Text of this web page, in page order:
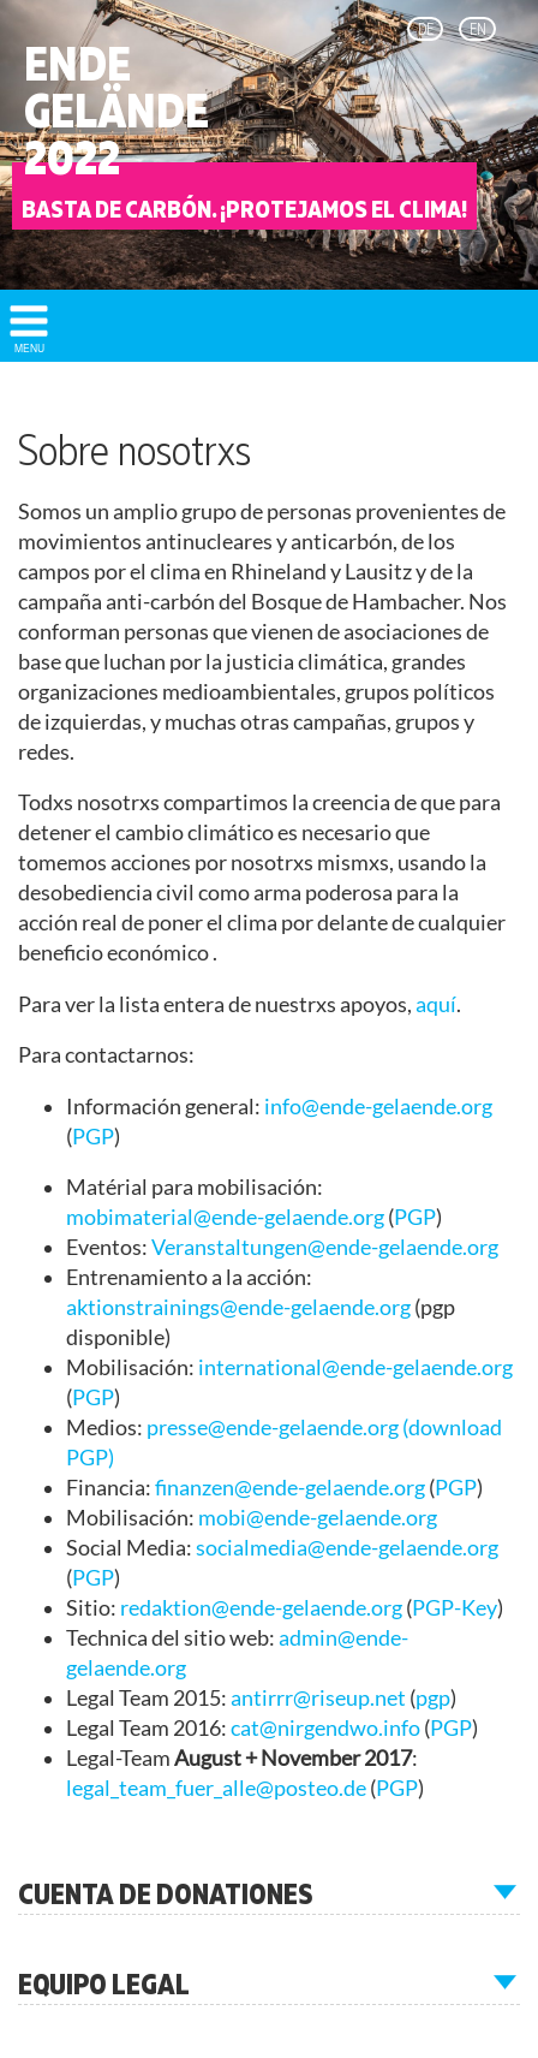
DE EN
ENDE
GELÄNDE
2022
BASTA DE CARBÓN. ¡PROTEJAMOS EL CLIMA!
Show/
Hide
MENU
Sobre nosotrxs
Somos un amplio grupo de personas provenientes de
movimientos antinucleares y anticarbón, de los
campos por el clima en Rhineland y Lausitz y de la
campaña anti-carbón del Bosque de Hambacher. Nos
conforman personas que vienen de asociaciones de
base que luchan por la justicia climática, grandes
organizaciones medioambientales, grupos políticos
de izquierdas, y muchas otras campañas, grupos y
redes.
Todxs nosotrxs compartimos la creencia de que para
detener el cambio climático es necesario que
tomemos acciones por nosotrxs mismxs, usando la
desobediencia civil como arma poderosa para la
acción real de poner el clima por delante de cualquier
beneficio económico .
Para ver la lista entera de nuestrxs apoyos,aquí.
Para contactarnos:
Información general: info@ende-gelaende.org
(PGP)
Matérial para mobilisación:
mobimaterial@ende-gelaende.org(PGP)
Eventos:Veranstaltungen@ende-gelaende.org
Entrenamiento a la acción:
aktionstrainings@ende-gelaende.org(pgp
disponible)
Mobilisación: international@ende-gelaende.org
(PGP)
Medios: presse@ende-gelaende.org(download
PGP)
Financia:finanzen@ende-gelaende.org(PGP)
Mobilisación: mobi@ende-gelaende.org
Social Media:socialmedia@ende-gelaende.org
(PGP)
Sitio: redaktion@ende-gelaende.org(PGP-Key)
Technica del sitio web:admin@ende-
gelaende.org
Legal Team 2015:antirrr@riseup.net (pgp)
Legal Team 2016:cat@nirgendwo.info(PGP)
Legal-TeamAugust + November 2017:
legal_team_fuer_alle@posteo.de(PGP)
CUENTA DE DONATIONES
EQUIPO LEGAL